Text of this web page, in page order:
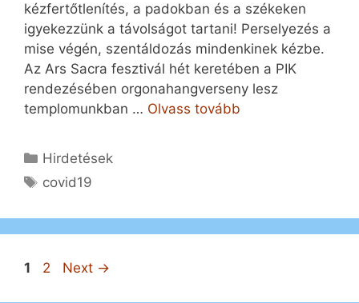
kézfertőtlenítés, a padokban és a székeken
igyekezzünk a távolságot tartani! Perselyezés a
mise végén, szentáldozás mindenkinek kézbe.
Az Ars Sacra fesztivál hét keretében a PIK
rendezésében orgonahangverseny lesz
templomunkban … Olvass tovább
Kategória
Hirdetések
Címkék
covid19
Bejegyzés
Page
1 Page
2 Next →